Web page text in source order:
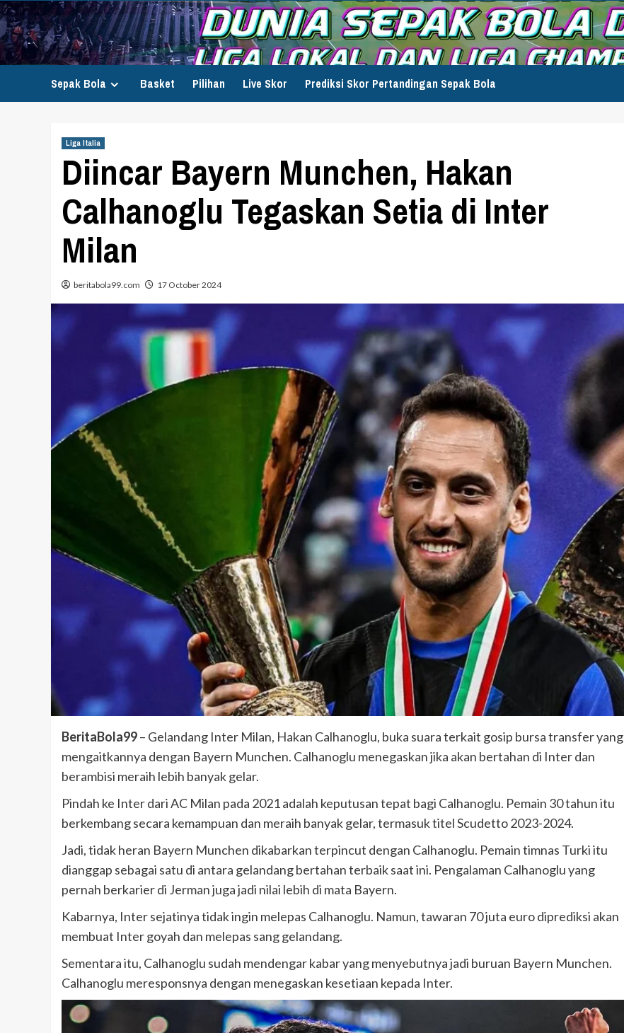
Skip
to
content
Sepak Bola Basket Pilihan Live Skor Prediksi Skor Pertandingan Sepak Bola
Liga Italia
Diincar Bayern Munchen, Hakan
Calhanoglu Tegaskan Setia di Inter
Milan
beritabola99.com 17 October 2024
BeritaBola99– Gelandang Inter Milan, Hakan Calhanoglu, buka suara terkait gosip bursa transfer yang
mengaitkannya dengan Bayern Munchen. Calhanoglu menegaskan jika akan bertahan di Inter dan
berambisi meraih lebih banyak gelar.
Pindah ke Inter dari AC Milan pada 2021 adalah keputusan tepat bagi Calhanoglu. Pemain 30 tahun itu
berkembang secara kemampuan dan meraih banyak gelar, termasuk titel Scudetto 2023-2024.
Jadi, tidak heran Bayern Munchen dikabarkan terpincut dengan Calhanoglu. Pemain timnas Turki itu
dianggap sebagai satu di antara gelandang bertahan terbaik saat ini. Pengalaman Calhanoglu yang
pernah berkarier di Jerman juga jadi nilai lebih di mata Bayern.
Kabarnya, Inter sejatinya tidak ingin melepas Calhanoglu. Namun, tawaran 70 juta euro diprediksi akan
membuat Inter goyah dan melepas sang gelandang.
Sementara itu, Calhanoglu sudah mendengar kabar yang menyebutnya jadi buruan Bayern Munchen.
Calhanoglu meresponsnya dengan menegaskan kesetiaan kepada Inter.